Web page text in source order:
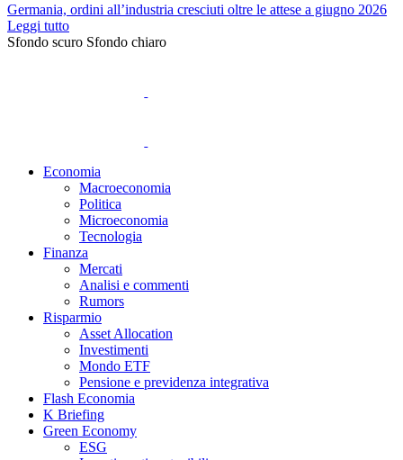
Germania, ordini all’industria cresciuti oltre le attese a giugno 2026
Leggi tutto
Sfondo scuro Sfondo chiaro
Economia
Macroeconomia
Politica
Microeconomia
Tecnologia
Finanza
Mercati
Analisi e commenti
Rumors
Risparmio
Asset Allocation
Investimenti
Mondo ETF
Pensione e previdenza integrativa
Flash Economia
K Briefing
Green Economy
ESG